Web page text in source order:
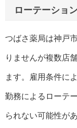
ローテーショ
つばさ薬局は神戸
りませんが複数店
ます。雇用条件に
勤務によるローテ
られない可能性が